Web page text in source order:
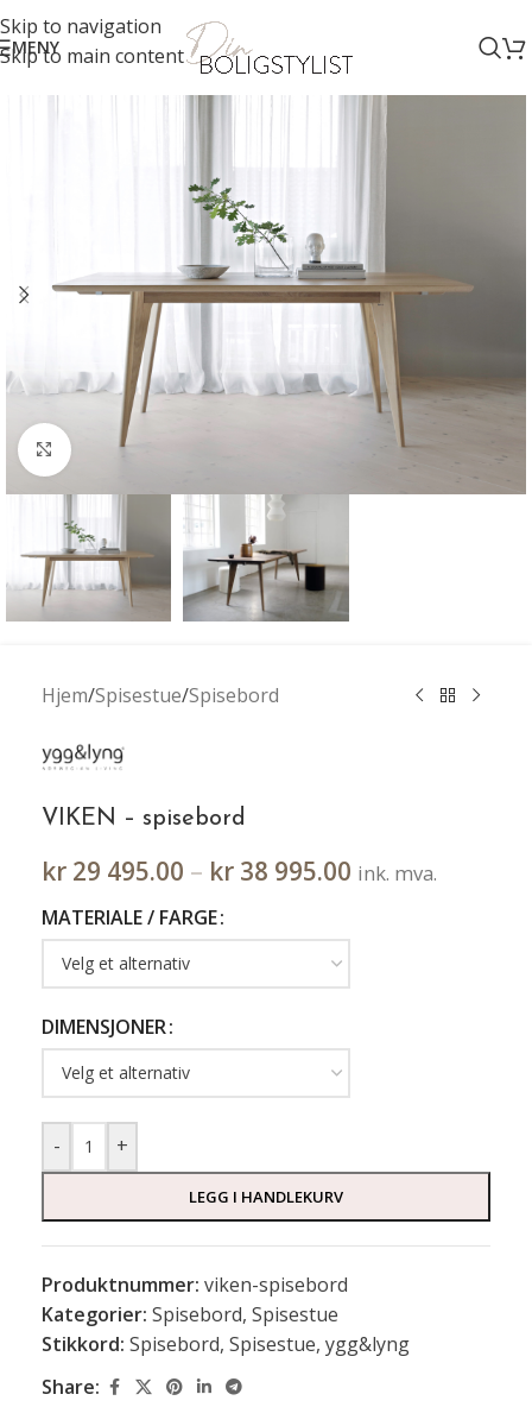
Skip to navigation
Skip to main content
MENY
Klikk for større bilde
Hjem/Spisestue/Spisebord
VIKEN – spisebord
kr 29 495.00 – kr 38 995.00 ink. mva.
MATERIALE / FARGE
DIMENSJONER
- +
LEGG I HANDLEKURV
Produktnummer: viken-spisebord
Kategorier: Spisebord, Spisestue
Stikkord: Spisebord, Spisestue, ygg&lyng
Share: